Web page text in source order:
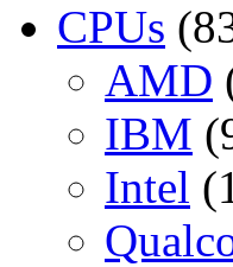
CPUs
AMD
IBM
Intel